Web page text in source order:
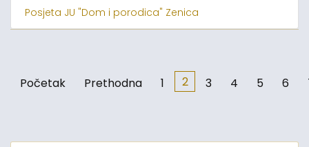
Posjeta JU "Dom i porodica" Zenica
Početak Prethodna 1 2 3 4 5 6